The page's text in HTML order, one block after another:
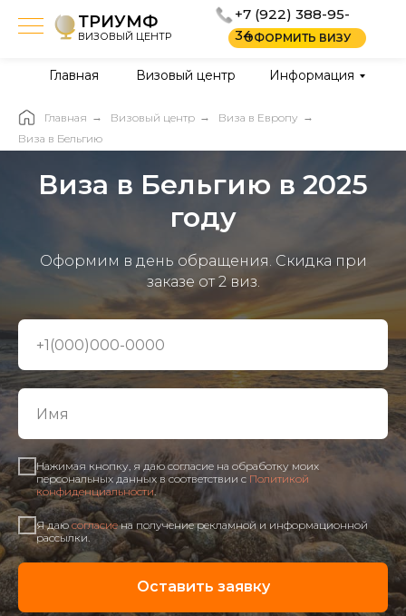
ОФОРМИТЬ ВИЗУ
+7 (922) 388-95-
34
Главная
ТРИУМФ
ВИЗОВЫЙ ЦЕНТР
Визовый центр Информация
Главная → Визовый центр → Виза в Европу →
Виза в Бельгию
Виза в Бельгию в 2025
году
Оформим в день обращения. Скидка при
заказе от 2 виз.
Нажимая кнопку, я даю согласие на обработку моих
персональных данных в соответствии с Политикой
конфиденциальности.
Я даюсогласиена получение рекламной и информационной
рассылки.
Оставить заявку